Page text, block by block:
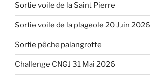
Sortie voile de la Saint Pierre
Sortie voile de la plageole 20 Juin 2026
Sortie pêche palangrotte
Challenge CNGJ 31 Mai 2026